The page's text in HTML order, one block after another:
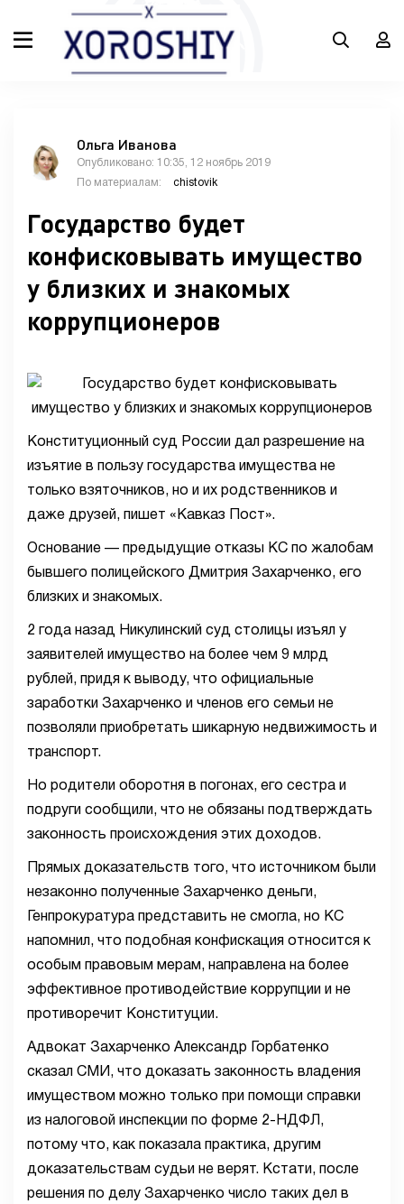
Ольга Иванова
Опубликовано: 10:35, 12 ноябрь 2019
По материалам:
chistovik
Государство будет
конфисковывать имущество
у близких и знакомых
коррупционеров
Конституционный суд России дал разрешение на
изъятие в пользу государства имущества не
только взяточников, но и их родственников и
даже друзей, пишет «Кавказ Пост».
Основание — предыдущие отказы КС по жалобам
бывшего полицейского Дмитрия Захарченко, его
близких и знакомых.
2 года назад Никулинский суд столицы изъял у
заявителей имущество на более чем 9 млрд
рублей, придя к выводу, что официальные
заработки Захарченко и членов его семьи не
позволяли приобретать шикарную недвижимость и
транспорт.
Но родители оборотня в погонах, его сестра и
подруги сообщили, что не обязаны подтверждать
законность происхождения этих доходов.
Прямых доказательств того, что источником были
незаконно полученные Захарченко деньги,
Генпрокуратура представить не смогла, но КС
напомнил, что подобная конфискация относится к
особым правовым мерам, направлена на более
эффективное противодействие коррупции и не
противоречит Конституции.
Адвокат Захарченко Александр Горбатенко
сказал СМИ, что доказать законность владения
имуществом можно только при помощи справки
из налоговой инспекции по форме 2-НДФЛ,
потому что, как показала практика, другим
доказательствам судьи не верят. Кстати, после
решения по делу Захарченко число таких дел в